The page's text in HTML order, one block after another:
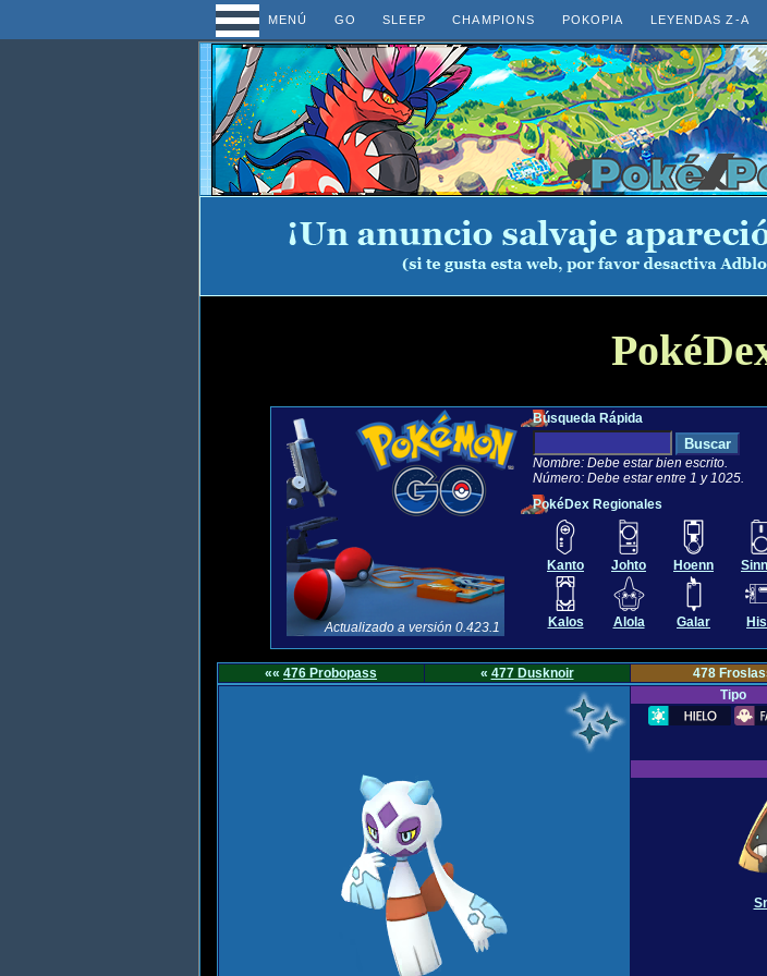
MENÚ GO SLEEP CHAMPIONS POKOPIA LEYENDAS Z-A
Actualizado a versión 0.423.1
Búsqueda Rápida
Nombre: Debe estar bien escrito.
Número: Debe estar entre 1 y 1025.
PokéDex Regionales
Kanto Johto Hoenn
Kalos Alola Galar
«« 476 Probopass « 477 Dusknoir 478
Tipo